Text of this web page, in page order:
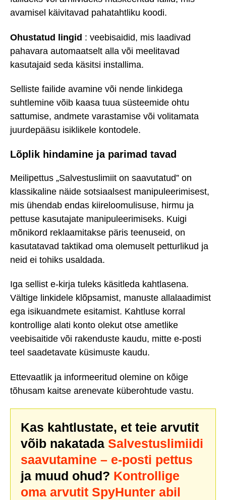
avamisel käivitavad pahatahtliku koodi.
Ohustatud lingid : veebisaidid, mis laadivad
pahavara automaatselt alla või meelitavad
kasutajaid seda käsitsi installima.
Selliste failide avamine või nende linkidega
suhtlemine võib kaasa tuua süsteemide ohtu
sattumise, andmete varastamise või volitamata
juurdepääsu isiklikele kontodele.
Lõplik hindamine ja parimad tavad
Meilipettus „Salvestuslimiit on saavutatud” on
klassikaline näide sotsiaalsest manipuleerimisest,
mis ühendab endas kiireloomulisuse, hirmu ja
pettuse kasutajate manipuleerimiseks. Kuigi
mõnikord reklaamitakse päris teenuseid, on
kasutatavad taktikad oma olemuselt petturlikud ja
neid ei tohiks usaldada.
Iga sellist e-kirja tuleks käsitleda kahtlasena.
Vältige linkidele klõpsamist, manuste allalaadimist
ega isikuandmete esitamist. Kahtluse korral
kontrollige alati konto olekut otse ametlike
veebisaitide või rakenduste kaudu, mitte e-posti
teel saadetavate küsimuste kaudu.
Ettevaatlik ja informeeritud olemine on kõige
tõhusam kaitse arenevate küberohtude vastu.
Kas kahtlustate, et teie arvutit
võib nakatada Salvestuslimiidi
saavutamine – e-posti pettus
ja muud ohud? Kontrollige
oma arvutit SpyHunter abil